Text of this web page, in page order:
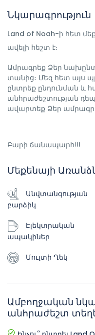
Նկարագրություն
Land of Noah-ի հետ
ավելի հեշտ է։
Ամրագրեք Ձեր
տանից։ Մեզ հետ այս
ընտրեք ընդունման և
անհրաժեշտության
ավարտեք Ձեր
Բարի ճանապարհ!!!
Մեքենայի
Անվտանգության
բարձիկ
Էլեկտրական
ապակիներ
Մուլտի Ղեկ
Ամբողջական
անհրաժեշտ